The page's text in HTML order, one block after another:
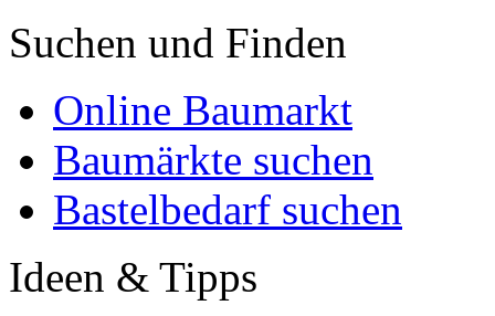
Suchen und Finden
Online Baumarkt
Baumärkte suchen
Bastelbedarf suchen
Ideen & Tipps